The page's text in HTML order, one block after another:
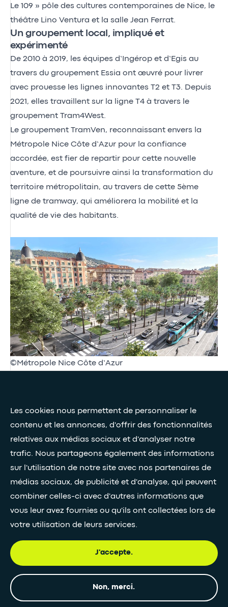
Les cookies nous permettent de personnaliser le
contenu et les annonces, d'offrir des fonctionnalités
relatives aux médias sociaux et d'analyser notre
trafic. Nous partageons également des informations
sur l'utilisation de notre site avec nos partenaires de
médias sociaux, de publicité et d'analyse, qui peuvent
combiner celles-ci avec d'autres informations que
vous leur avez fournies ou qu'ils ont collectées lors de
votre utilisation de leurs services.
J'accepte.
Non, merci.
Le 109 » pôle des cultures contemporaines de Nice, le
théâtre Lino Ventura et la salle Jean Ferrat.
Un groupement local, impliqué et
expérimenté
De 2010 à 2019, les équipes d’Ingérop et d’Egis au
travers du groupement Essia ont œuvré pour livrer
avec prouesse les lignes innovantes T2 et T3. Depuis
2021, elles travaillent sur la ligne T4 à travers le
groupement Tram4West.
Le groupement TramVen, reconnaissant envers la
Métropole Nice Côte d’Azur pour la confiance
accordée, est fier de repartir pour cette nouvelle
aventure, et de poursuivre ainsi la transformation du
territoire métropolitain, au travers de cette 5ème
ligne de tramway, qui améliorera la mobilité et la
qualité de vie des habitants.
©Métropole Nice Côte d’Azur
Nos livres blancs
Inscription à la newsletter
© Egis - Tous droits réservés
Mentions
SUIVEZ-NOUS•